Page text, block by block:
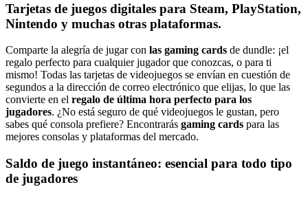
Tarjetas de juegos digitales para Steam, PlayStation,
Nintendo y muchas otras plataformas.
Comparte la alegría de jugar con las gaming cards de dundle: ¡el
regalo perfecto para cualquier jugador que conozcas, o para ti
mismo! Todas las tarjetas de videojuegos se envían en cuestión de
segundos a la dirección de correo electrónico que elijas, lo que las
convierte en el regalo de última hora perfecto para los
jugadores. ¿No está seguro de qué videojuegos le gustan, pero
sabes qué consola prefiere? Encontrarás gaming cards para las
mejores consolas y plataformas del mercado.
Saldo de juego instantáneo: esencial para todo tipo
de jugadores